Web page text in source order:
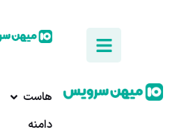
هاست
دامنه